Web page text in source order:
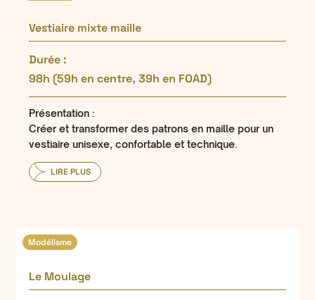
Vestiaire mixte maille
Durée :
98h (59h en centre, 39h en FOAD)
Présentation :
Créer et transformer des patrons en maille pour un
vestiaire unisexe, confortable et technique.
LIRE PLUS
Le Moulage
Modélisme